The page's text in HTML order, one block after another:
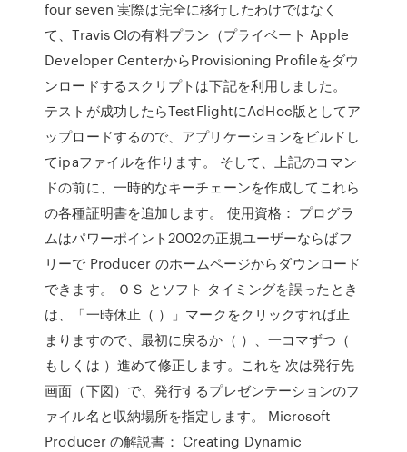
four seven 実際は完全に移行したわけではなく
て、Travis CIの有料プラン（プライベート Apple
Developer CenterからProvisioning Profileをダウ
ンロードするスクリプトは下記を利用しました。
テストが成功したらTestFlightにAdHoc版としてア
ップロードするので、アプリケーションをビルドし
てipaファイルを作ります。 そして、上記のコマン
ドの前に、一時的なキーチェーンを作成してこれら
の各種証明書を追加します。 使用資格： プログラ
ムはパワーポイント2002の正規ユーザーならばフ
リーで Producer のホームページからダウンロード
できます。 ＯＳ とソフト タイミングを誤ったとき
は、「一時休止（ ）」マークをクリックすれば止
まりますので、最初に戻るか（ ）、一コマずつ（
もしくは ）進めて修正します。これを 次は発行先
画面（下図）で、発行するプレゼンテーションのフ
ァイル名と収納場所を指定します。 Microsoft
Producer の解説書： Creating Dynamic